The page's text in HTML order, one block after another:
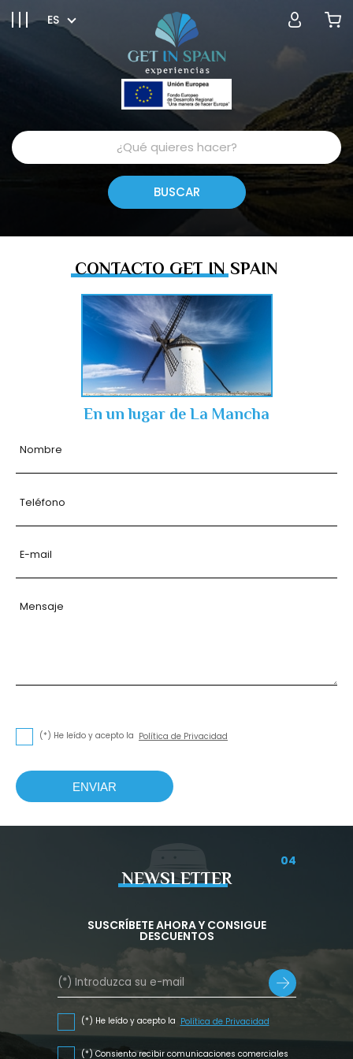
ES
CONTACTO GET IN SPAIN
En un lugar de La Mancha
Nombre
Teléfono
E-mail
Mensaje
(*) He leído y acepto la Política de Privacidad
ENVIAR
04
NEWSLETTER
SUSCRÍBETE AHORA Y CONSIGUE
DESCUENTOS
(*) He leído y acepto la Política de Privacidad
(*) Consiento recibir comunicaciones comerciales